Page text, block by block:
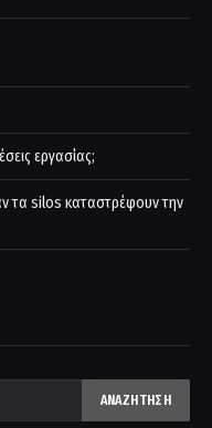
εργασίας;
τα silos καταστρέφουν την